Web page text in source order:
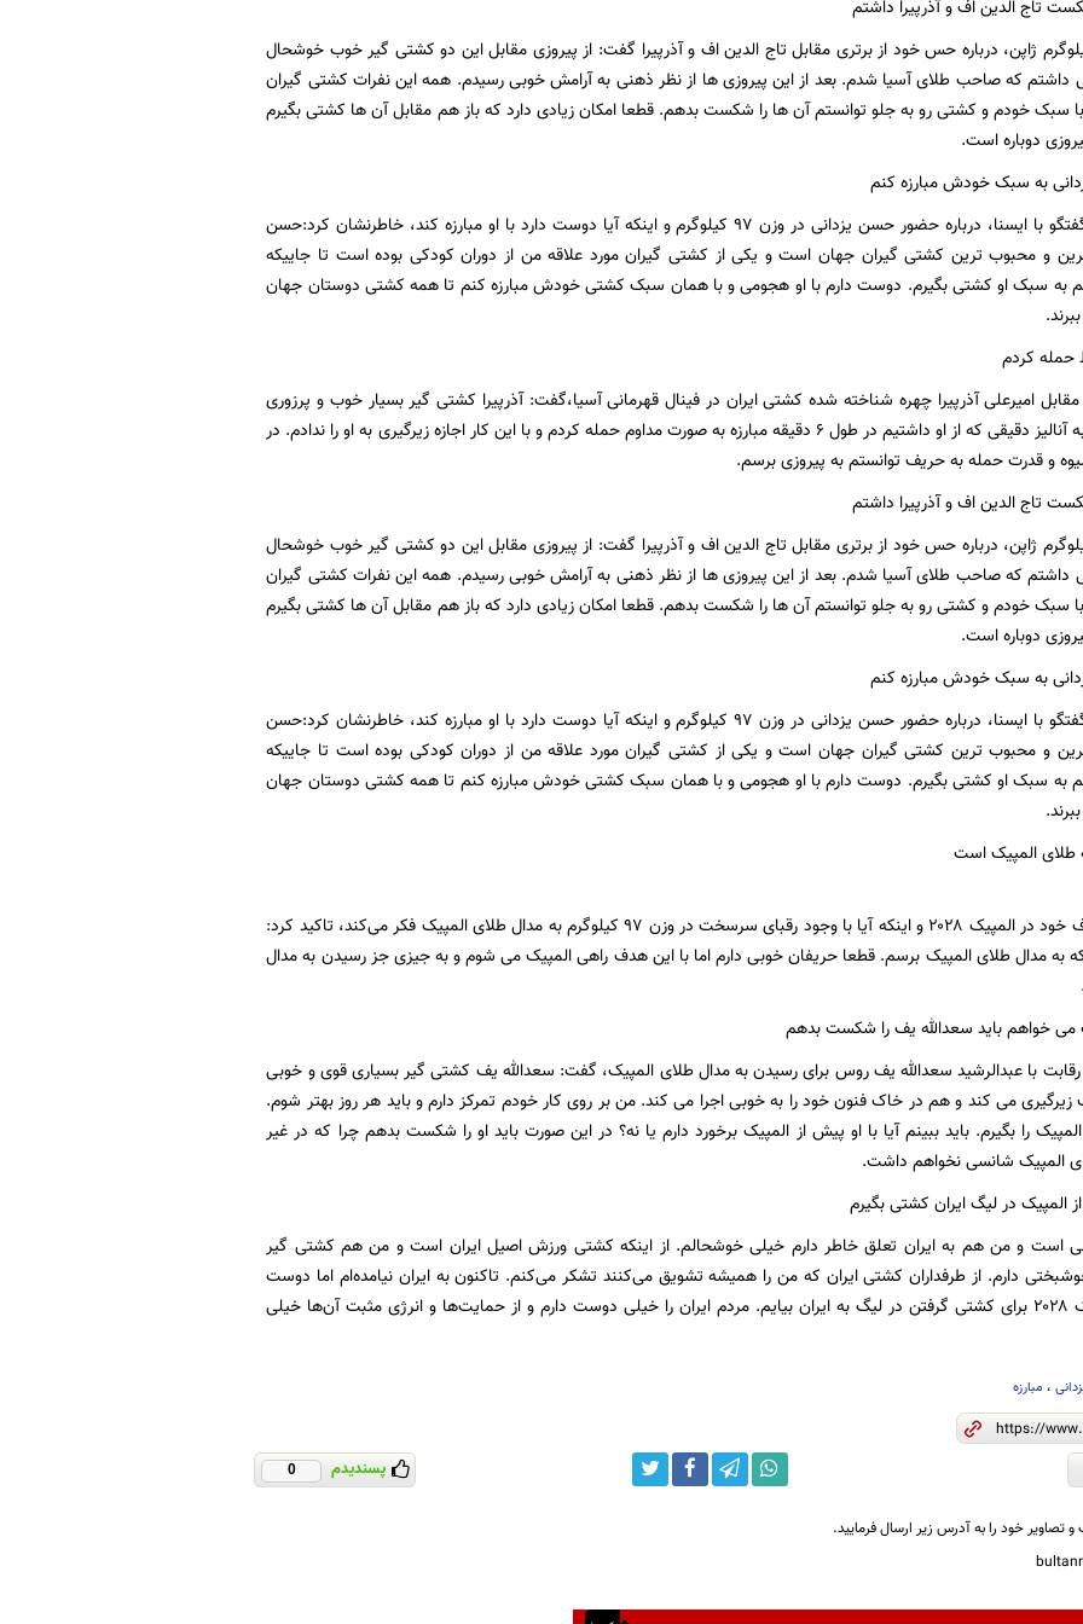
تاج الدین اف و آذرپیرا داشتم
وزن ۹۷ کیلوگرم ژاپن، درباره حس خود از برتری مقابل تاج الدین اف و آذرپیرا گفت: از پیروزی مقابل این دو کشتی گیر خوب خوشحال
که صاحب طلای آسیا شدم. بعد از این پیروزی ها از نظر ذهنی به آرامش خوبی رسیدم. همه این نفرات کشتی گیران
سبک خودم و کشتی رو به جلو توانستم آن ها را شکست بدهم. قطعا امکان زیادی دارد که باز هم مقابل آن ها کشتی بگیرم
دوباره است.
به سبک خودش مبارزه کنم
یوشیدا در ادامه گفتگو با ایسنا، درباره حضور حسن یزدانی در وزن ۹۷ کیلوگرم و اینکه آیا دوست دارد با او مبارزه کند، خاطرنشان کرد:حسن
و محبوب ترین کشتی گیران جهان است و یکی از کشتی گیران مورد علاقه من از دوران کودکی بوده است تا جاییکه
به سبک او کشتی بگیرم. دوست دارم با او هجومی و با همان سبک کشتی خودش مبارزه کنم تا همه کشتی دوستان جهان
حمله کردم
مقابل امیرعلی آذرپیرا چهره شناخته شده کشتی ایران در فینال قهرمانی آسیا،‌گفت: آذرپیرا کشتی گیر بسیار خوب و پرزوری
است اما با توجه به آنالیز دقیقی که از او داشتیم در طول ۶ دقیقه مبارزه به صورت مداوم حمله کردم و با این کار اجازه زیرگیری به او را ندادم. در
و قدرت حمله به حریف توانستم به پیروزی برسم.
تاج الدین اف و آذرپیرا داشتم
وزن ۹۷ کیلوگرم ژاپن، درباره حس خود از برتری مقابل تاج الدین اف و آذرپیرا گفت: از پیروزی مقابل این دو کشتی گیر خوب خوشحال
که صاحب طلای آسیا شدم. بعد از این پیروزی ها از نظر ذهنی به آرامش خوبی رسیدم. همه این نفرات کشتی گیران
سبک خودم و کشتی رو به جلو توانستم آن ها را شکست بدهم. قطعا امکان زیادی دارد که باز هم مقابل آن ها کشتی بگیرم
دوباره است.
به سبک خودش مبارزه کنم
یوشیدا در ادامه گفتگو با ایسنا، درباره حضور حسن یزدانی در وزن ۹۷ کیلوگرم و اینکه آیا دوست دارد با او مبارزه کند، خاطرنشان کرد:حسن
و محبوب ترین کشتی گیران جهان است و یکی از کشتی گیران مورد علاقه من از دوران کودکی بوده است تا جاییکه
به سبک او کشتی بگیرم. دوست دارم با او هجومی و با همان سبک کشتی خودش مبارزه کنم تا همه کشتی دوستان جهان
طلای المپیک است
یوشیدا درباره هدف خود در المپیک ۲۰۲۸ و اینکه آیا با وجود رقبای سرسخت در وزن ۹۷ کیلوگرم به مدال طلای المپیک فکر می‌کند،‌ تاکید کرد:
به مدال طلای المپیک برسم. قطعا حریفان خوبی دارم اما با این هدف راهی المپیک می شوم و به جیزی جز رسیدن به مدال
می خواهم باید سعدالله یف را شکست بدهم
رقابت با عبدالرشید سعدالله یف روس برای رسیدن به مدال طلای المپیک، گفت: سعدالله یف کشتی گیر بسیاری قوی و خوبی
می کند و هم در خاک فنون خود را به خوبی اجرا می کند. من بر روی کار خودم تمرکز دارم و باید هر روز بهتر شوم.
را بگیرم. باید ببینم آیا با او پیش از المپیک برخورد دارم یا نه؟ در این صورت باید او را شکست بدهم چرا که در غیر
المپیک شانسی نخواهم داشت.
المپیک در لیگ ایران کشتی بگیرم
است و من هم به ایران تعلق خاطر دارم خیلی خوشحالم. از اینکه کشتی ورزش اصیل ایران است و من هم کشتی گیر
دارم. از طرفداران کشتی ایران که من را همیشه تشویق می‌کنند تشکر می‌کنم. تاکنون به ایران نیامده‌ام اما دوست
دارم بعد از المپیک ۲۰۲۸ برای کشتی گرفتن در لیگ به ایران بیایم. مردم ایران را خیلی دوست دارم و از حمایت‌ها و انرژی مثبت آن‌ها خیلی
، مبارزه
پسندیدم 0
تصاویر خود را به آدرس زیر ارسال فرمایید.